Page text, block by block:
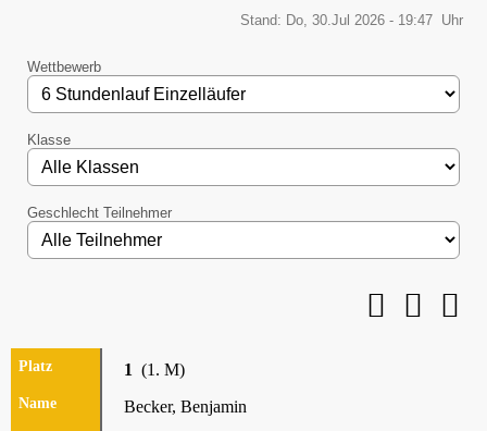
Stand: Do, 30.Jul 2026 - 19:47 Uhr
Wettbewerb
Klasse
Geschlecht Teilnehmer
1 (1. M)
Becker, Benjamin